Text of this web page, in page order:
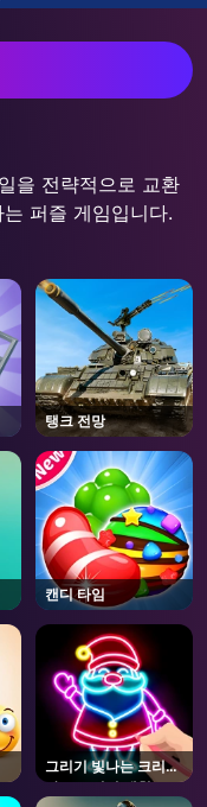
을 전략적으로 교환
퍼즐 게임입니다.
탱크 전망
캔디 타임
그리기 빛나는 크리스
마스 그리기 색칠